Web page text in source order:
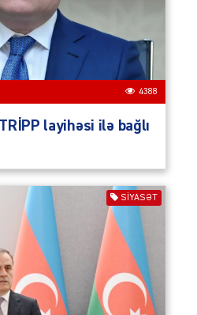
4388
layihəsi ilə bağlı
SIYASƏT